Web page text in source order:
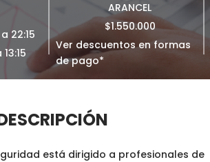
22:15
ARANCEL
$1.550.000
Ver descuentos en formas
de pago*
está dirigido a profesionales de